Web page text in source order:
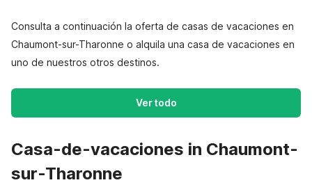
Consulta a continuación la oferta de casas de vacaciones en
Chaumont-sur-Tharonne o alquila una casa de vacaciones en
uno de nuestros otros destinos.
Ver todo
Casa-de-vacaciones in Chaumont-
sur-Tharonne